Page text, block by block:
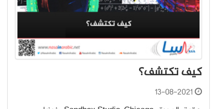
كيف تكتشف؟
13-08-2021